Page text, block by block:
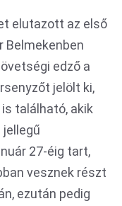
elutazott az első
Belmekenben
edző a
jelölt ki,
található, akik
jellegű
27-éig tart,
vesznek részt
ezután pedig